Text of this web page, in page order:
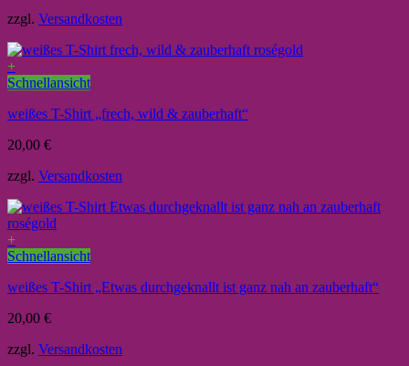
zzgl. Versandkosten
+
Schnellansicht
weißes T-Shirt „frech, wild & zauberhaft“
20,00 €
zzgl. Versandkosten
+
Schnellansicht
weißes T-Shirt „Etwas durchgeknallt ist ganz nah an zauberhaft“
20,00 €
zzgl. Versandkosten